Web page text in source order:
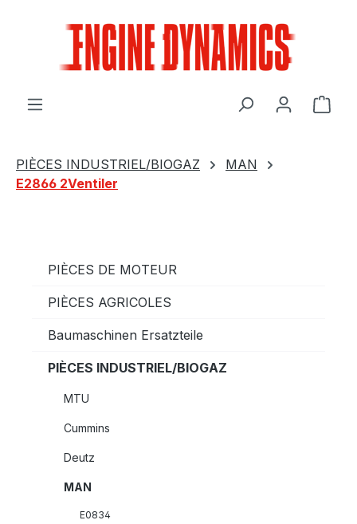
Le
PIÈCES INDUSTRIEL/BIOGAZ
MAN
E2866 2Ventiler
PIÈCES DE MOTEUR
PIÈCES AGRICOLES
Baumaschinen Ersatzteile
PIÈCES INDUSTRIEL/BIOGAZ
MTU
Cummins
Deutz
MAN
E0834